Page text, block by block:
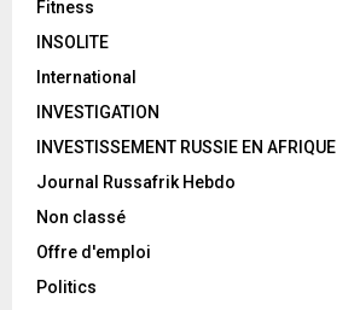
Fitness
INSOLITE
International
INVESTIGATION
INVESTISSEMENT RUSSIE EN AFRIQUE
Journal Russafrik Hebdo
Non classé
Offre d'emploi
Politics